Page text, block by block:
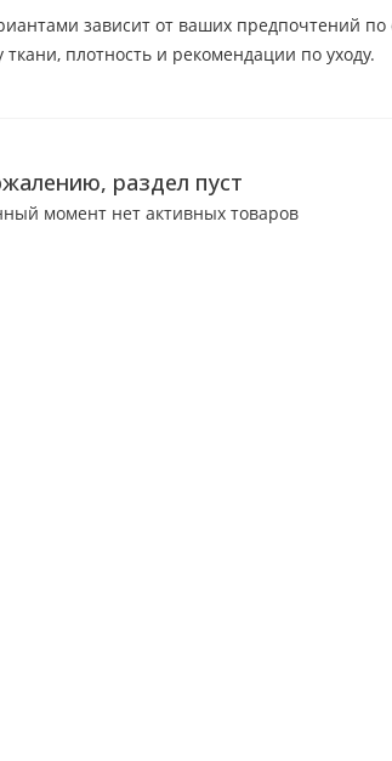
зависит от ваших предпочтений
плотность и рекомендации по уходу.
раздел пуст
момент нет активных товаров